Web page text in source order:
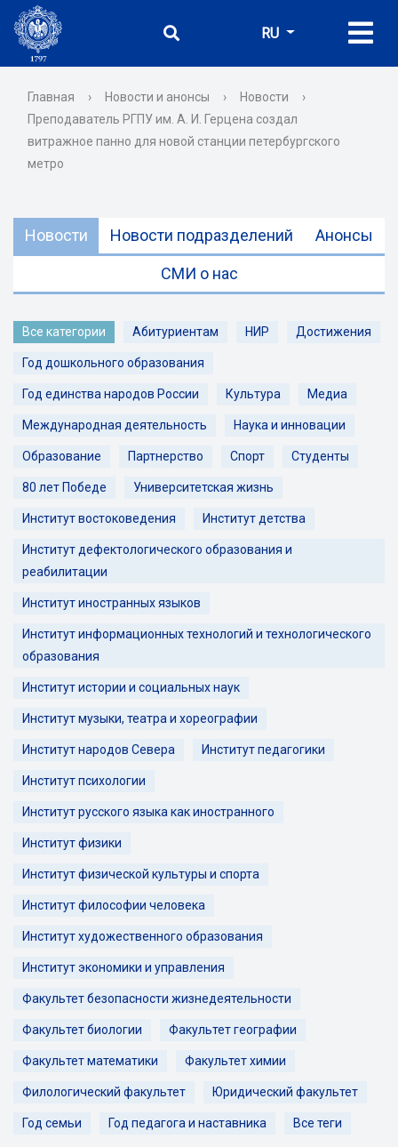
RU
Главная › Новости и анонсы › Новости
›
Преподаватель РГПУ им. А. И. Герцена создал
витражное панно для новой станции петербургского
метро
Новости Новости подразделений Анонсы
СМИ о нас
Все категории Абитуриентам НИР Достижения
Год дошкольного образования
Год единства народов России Культура Медиа
Международная деятельность Наука и инновации
Образование Партнерство Спорт Студенты
80 лет Победе Университетская жизнь
Институт востоковедения Институт детства
Институт дефектологического образования и
реабилитации
Институт иностранных языков
Институт информационных технологий и технологического
образования
Институт истории и социальных наук
Институт музыки, театра и хореографии
Институт народов Севера Институт педагогики
Институт психологии
Институт русского языка как иностранного
Институт физики
Институт физической культуры и спорта
Институт философии человека
Институт художественного образования
Институт экономики и управления
Факультет безопасности жизнедеятельности
Факультет биологии Факультет географии
Факультет математики Факультет химии
Филологический факультет Юридический факультет
Год семьи Год педагога и наставника Все теги